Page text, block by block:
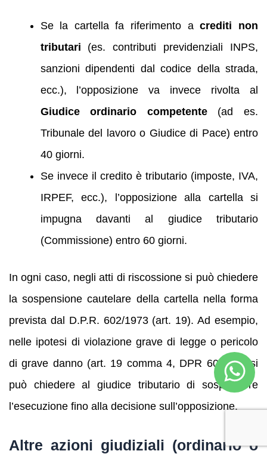
Se la cartella fa riferimento acrediti non
tributari (es. contributi previdenziali INPS,
sanzioni dipendenti dal codice della strada,
ecc.), l’opposizione va invece rivolta al
Giudice ordinario competente(ad es.
Tribunale del lavoro o Giudice di Pace) entro
40 giorni.
Se invece il credito è tributario (imposte, IVA,
IRPEF, ecc.), l’opposizione alla cartella si
impugna davanti al giudice tributario
(Commissione) entro 60 giorni.
In ogni caso, negli atti di riscossione si può chiedere
la sospensione cautelare della cartella nella forma
prevista dal D.P.R. 602/1973 (art. 19). Ad esempio,
nelle ipotesi di violazione grave di legge o pericolo
di grave danno (art. 19 comma 4, DPR 602/73), si
può chiedere al giudice tributario di sospendere
l’esecuzione fino alla decisione sull’opposizione.
Altre azioni giudiziali (ordinario o